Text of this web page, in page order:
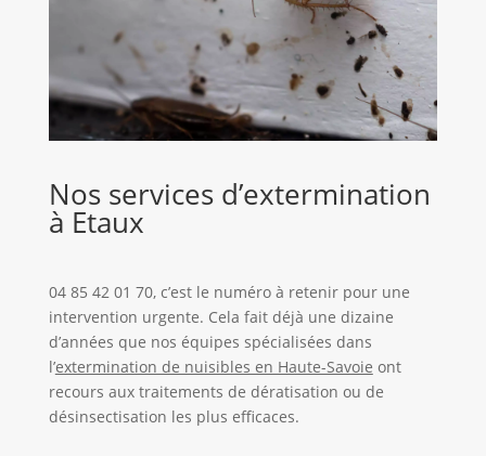
Nos services d’extermination
à Etaux
04 85 42 01 70, c’est le numéro à retenir pour une
intervention urgente. Cela fait déjà une dizaine
d’années que nos équipes spécialisées dans
l’extermination de nuisibles en Haute-Savoie ont
recours aux traitements de dératisation ou de
désinsectisation les plus efficaces.